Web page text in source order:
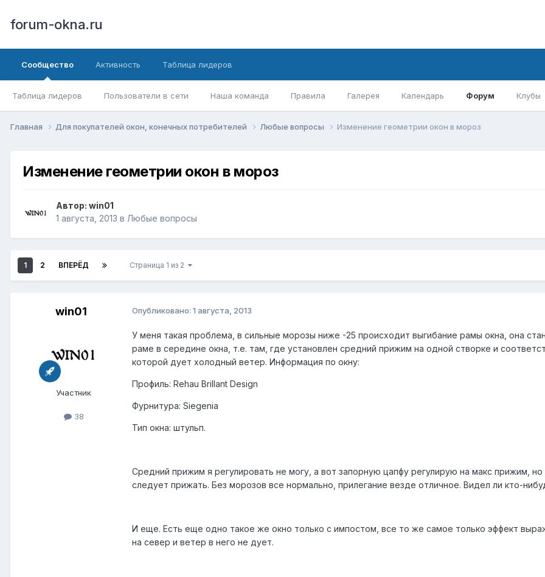
forum-okna.ru
Сообщество
Таблица лидеров Пользователи в сети Наша команда Правила Галерея Календарь Форум Клубы
Активность Таблица лидеров
Главная Для покупателей окон, конечных потребителей Любые вопросы Изменение геометрии окон в мороз
Изменение геометрии окон в мороз
Автор: win01
1 августа, 2013 в Любые вопросы
1 2 ВПЕРЁД Страница 1 из 2
win01
Участник
38
Опубликовано: 1 августа, 2013
У меня такая проблема, в сильные морозы ниже -25 происходит выгибание рамы окна, она
раме в середине окна, т.е. там, где установлен средний прижим на одной створке и
которой дует холодный ветер. Информация по окну:
Профиль: Rehau Brillant Design
Фурнитура: Siegenia
Тип окна: штульп.
Средний прижим я регулировать не могу, а вот запорную цапфу регулирую на макс прижим,
следует прижать. Без морозов все нормально, прилегание везде отличное. Видел ли кто-
И еще. Есть еще одно такое же окно только с импостом, все то же самое только эффект
на север и ветер в него не дует.